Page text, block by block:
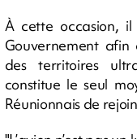
À cette occasion,
Gouvernement
des territoires
constitue le seul
Réunionnais de